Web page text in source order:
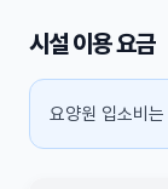
시설 이용 요금
요양원 입소비는